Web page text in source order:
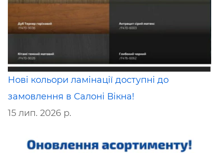
Нові кольори ламінації доступні до
замовлення в Салоні Вікна!
15 лип. 2026 р.